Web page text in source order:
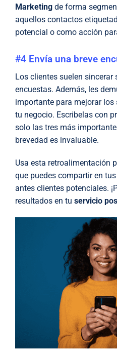
Marketing de forma
aquellos contactos
potencial o como acción
#4 Envía una breve
Los clientes suelen sincerar
encuestas. Además, les
importante para mejorar
tu negocio. Escribelas con
solo las tres más
brevedad es invaluable.
Usa esta retroalimentación
que puedes compartir en
antes clientes potenciales.
resultados en tu servicio